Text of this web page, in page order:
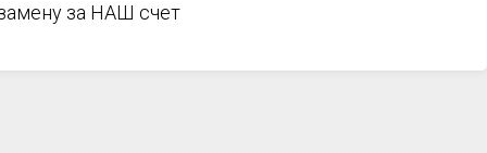
за НАШ счет